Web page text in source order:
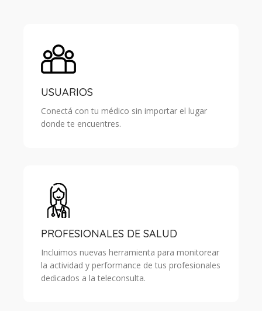
USUARIOS
Conectá con tu médico sin importar el lugar
donde te encuentres.
PROFESIONALES DE SALUD
Incluimos nuevas herramienta para monitorear
la actividad y performance de tus profesionales
dedicados a la teleconsulta.